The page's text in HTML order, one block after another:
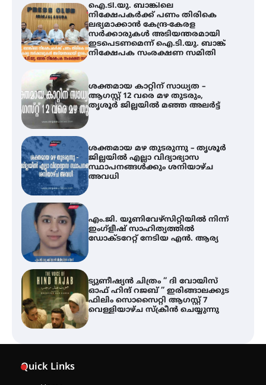
ഐ.ടി.യു. ബാങ്കിലെ
നിക്ഷേപകർക്ക് പണം തിരികെ
ലഭ്യമാക്കാൻ കേന്ദ്ര-കേരള
സർക്കാരുകൾ അടിയന്തരമായി
ഇടപെടണമെന്ന് ഐ.ടി.യു. ബാങ്ക്
നിക്ഷേപക സംരക്ഷണ സമിതി
ശക്തമായ കാറ്റിന് സാധ്യത –
ആഗസ്റ്റ് 12 വരെ മഴ തുടരും,
തൃശൂർ ജില്ലയിൽ മഞ്ഞ അലർട്ട്
ശക്തമായ മഴ തുടരുന്നു – തൃശൂർ
ജില്ലയിൽ എല്ലാ വിദ്യാഭ്യാസ
സ്ഥാപനങ്ങൾക്കും ശനിയാഴ്ച
അവധി
എം.ജി. യൂണിവേഴ്‌സിറ്റിയിൽ നിന്ന്
ഇംഗ്ളീഷ് സാഹിത്യത്തിൽ
ഡോക്ടറേറ്റ് നേടിയ എൻ. ആര്യ
ട്യുണീഷ്യൻ ചിത്രം ” ദി വോയിസ്
ഓഫ് ഹിന്ദ് റജബ് ” ഇരിങ്ങാലക്കുട
ഫിലിം സൊസൈറ്റി ആഗസ്റ്റ് 7
വെള്ളിയാഴ്ച സ്‌ക്രീൻ ചെയ്യുന്നു
Quick Links